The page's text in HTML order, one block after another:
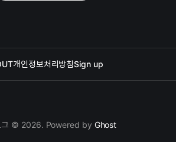
개인정보처리방침Sign up
그 © 2026. Powered by Ghost